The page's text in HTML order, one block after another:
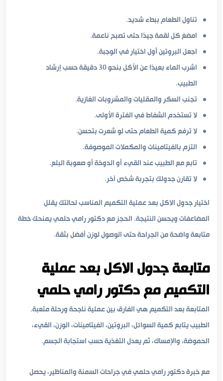
تناول الطعام ببطء شديد.
امضغ كل لقمة جيدًا حتى تصبح ناعمة.
اجعل البروتين أول اختيار في الوجبة.
اشرب الماء بعيدًا عن الأكل بنحو 30 دقيقة حسب إرشاد
الطبيب.
تجنب السكر والمقليات والمشروبات الغازية.
لا تستخدم الشفاط في الفترة الأولى.
لا ترفع كمية الطعام حتى لو شعرت بتحسن.
التزم بالفيتامينات والمكملات الموصوفة.
تابع مع الطبيب عند القيء أو الدوخة أو صعوبة البلع.
لا تقارن جدولك بتجربة شخص آخر.
اختيار جدول الاكل بعد عملية التكميم المناسب لحالتك يقلل
المضاعفات ويحسن النتيجة. الحجز مع دكتور رامي حلمي يمنحك خطة
متابعة واضحة من الجراحة حتى الوصول لوزن أفضل بثقة.
متابعة جدول الاكل بعد عملية
التكميم مع دكتور رامي حلمي
المتابعة بعد التكميم هي الفارق بين عملية ناجحة ورحلة متعبة.
الطبيب يتابع كمية السوائل، البروتين، الفيتامينات، الوزن، القيء،
الحموضة، والإمساك، ثم يعدل التغذية حسب استجابة الجسم.
مع خبرة دكتور رامي حلمي في جراحات السمنة والمناظير، يحصل